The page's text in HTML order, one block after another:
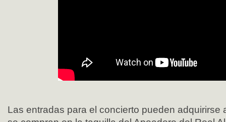
Las entradas para el concierto pueden adquirirse